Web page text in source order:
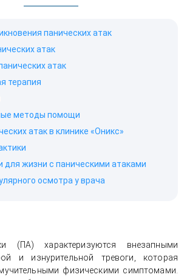
панических атак
атак
атак
терапия
методы помощи
атак в клинике «Оникс»
для жизни с паническими атаками
осмотра у врача
(ПА) характеризуются внезапными
и изнурительной тревоги, которая
физическими симптомами.